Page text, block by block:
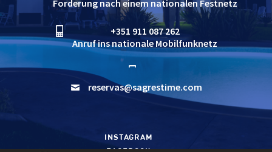
Forderung nach einem nationalen Festnetz
+351 911 087 262
Anruf ins nationale Mobilfunknetz
reservas@sagrestime.com
INSTAGRAM